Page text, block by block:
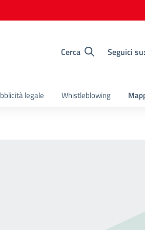
Cerca Seguici su:
legale Whistleblowing